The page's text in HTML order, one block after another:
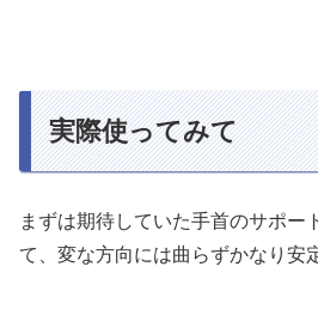
実際使ってみて
まずは期待していた手首のサポー
て、変な方向には曲らずかなり安